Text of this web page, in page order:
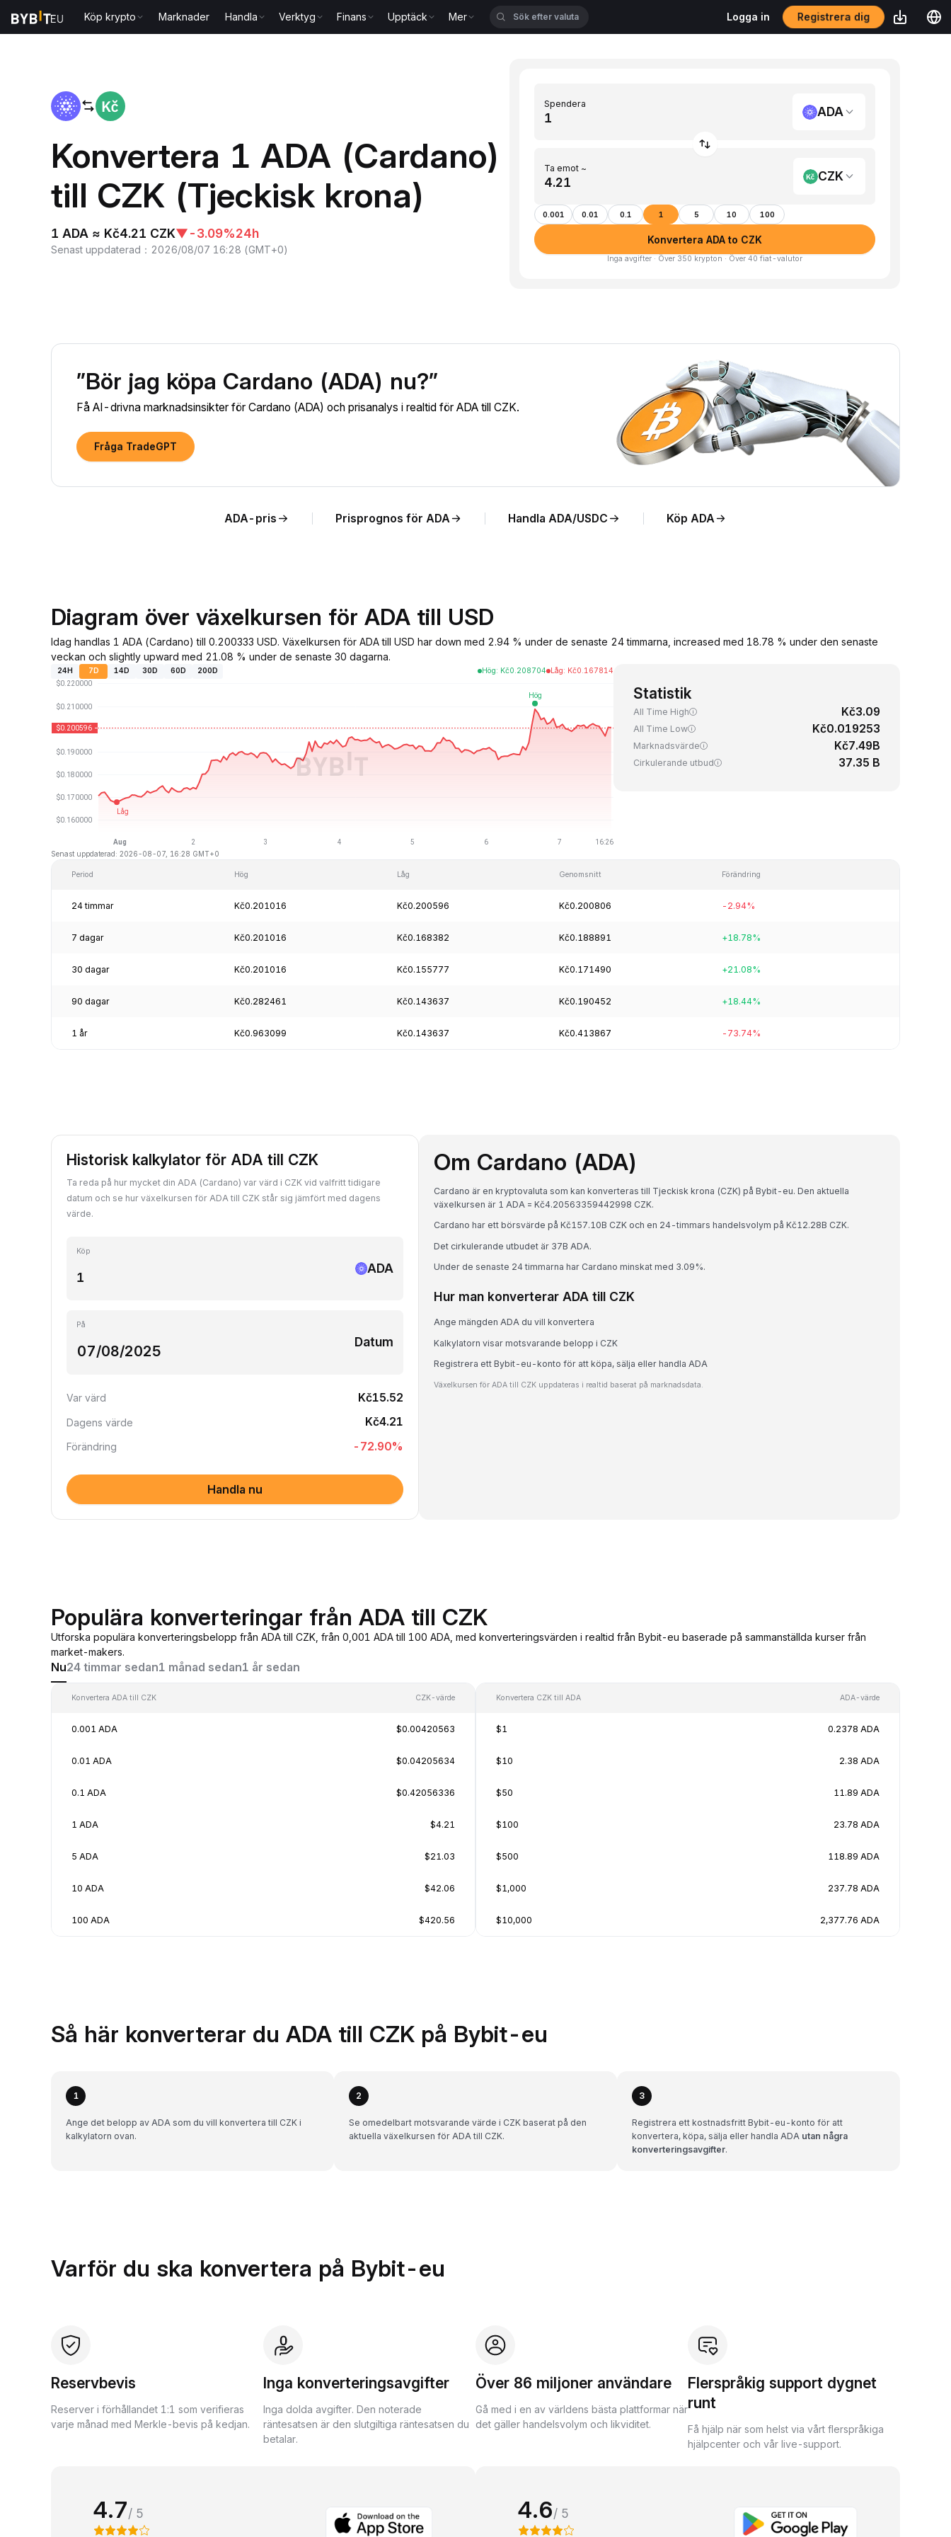
Köp krypto Marknader Handla Verktyg Finans Upptäck Mer Logga in Registrera dig
Konvertera 1 ADA (Cardano)
till CZK (Tjeckisk krona)
1 ADA ≈ Kč4.21 CZK▼-3.09%24h
Senast uppdaterad ： 2026/08/07 16:28 (GMT+0)
Spendera
ADA
Ta emot ~
CZK
0.001 0.01 0.1 1 5 10 100
Konvertera ADA to CZK
Inga avgifter · Över 350 krypton · Över 40 fiat-valutor
”Bör jag köpa Cardano (ADA) nu?”
Få AI-drivna marknadsinsikter för Cardano (ADA) och prisanalys i realtid för ADA till CZK.
Fråga TradeGPT
ADA-pris Prisprognos för ADA Handla ADA/USDC Köp ADA
Diagram över växelkursen för ADA till USD
Idag handlas 1 ADA (Cardano) till 0.200333 USD. Växelkursen för ADA till USD har down med 2.94 % under de senaste 24 timmarna, increased med 18.78 % under den senaste
veckan och slightly upward med 21.08 % under de senaste 30 dagarna.
24H 7D 14D 30D 60D 200D Hög: Kč0.208704 Låg: Kč0.167814
Senast uppdaterad: 2026-08-07, 16:28 GMT+0
Statistik
All Time High Kč3.09
All Time Low Kč0.019253
Marknadsvärde Kč7.49B
Cirkulerande utbud 37.35 B
Period Hög Låg Genomsnitt Förändring
24 timmar Kč0.201016 Kč0.200596 Kč0.200806 -2.94%
7 dagar Kč0.201016 Kč0.168382 Kč0.188891 +18.78%
30 dagar Kč0.201016 Kč0.155777 Kč0.171490 +21.08%
90 dagar Kč0.282461 Kč0.143637 Kč0.190452 +18.44%
1 år Kč0.963099 Kč0.143637 Kč0.413867 -73.74%
Historisk kalkylator för ADA till CZK
Ta reda på hur mycket din ADA (Cardano) var värd i CZK vid valfritt tidigare
datum och se hur växelkursen för ADA till CZK står sig jämfört med dagens
värde.
Köp
ADA
På
Datum
Var värd Kč15.52
Dagens värde Kč4.21
Förändring -72.90%
Handla nu
Om Cardano (ADA)
Cardano är en kryptovaluta som kan konverteras till Tjeckisk krona (CZK) på Bybit-eu. Den aktuella
växelkursen är 1 ADA = Kč4.20563359442998 CZK.
Cardano har ett börsvärde på Kč157.10B CZK och en 24-timmars handelsvolym på Kč12.28B CZK.
Det cirkulerande utbudet är 37B ADA.
Under de senaste 24 timmarna har Cardano minskat med 3.09%.
Hur man konverterar ADA till CZK
Ange mängden ADA du vill konvertera
Kalkylatorn visar motsvarande belopp i CZK
Registrera ett Bybit-eu-konto för att köpa, sälja eller handla ADA
Växelkursen för ADA till CZK uppdateras i realtid baserat på marknadsdata.
Populära konverteringar från ADA till CZK
Utforska populära konverteringsbelopp från ADA till CZK, från 0,001 ADA till 100 ADA, med konverteringsvärden i realtid från Bybit-eu baserade på sammanställda kurser från
market-makers.
Nu24 timmar sedan1 månad sedan1 år sedan
Konvertera ADA till CZK CZK-värde
0.001 ADA $0.00420563
0.01 ADA $0.04205634
0.1 ADA $0.42056336
1 ADA $4.21
5 ADA $21.03
10 ADA $42.06
100 ADA $420.56
Konvertera CZK till ADA ADA-värde
$1 0.2378 ADA
$10 2.38 ADA
$50 11.89 ADA
$100 23.78 ADA
$500 118.89 ADA
$1,000 237.78 ADA
$10,000 2,377.76 ADA
Så här konverterar du ADA till CZK på Bybit-eu
1
Ange det belopp av ADA som du vill konvertera till CZK i
kalkylatorn ovan.
2
Se omedelbart motsvarande värde i CZK baserat på den
aktuella växelkursen för ADA till CZK.
3
Registrera ett kostnadsfritt Bybit-eu-konto för att
konvertera, köpa, sälja eller handla ADA utan några
konverteringsavgifter.
Varför du ska konvertera på Bybit-eu
Reservbevis
Reserver i förhållandet 1:1 som verifieras
varje månad med Merkle-bevis på kedjan.
Inga konverteringsavgifter
Inga dolda avgifter. Den noterade
räntesatsen är den slutgiltiga räntesatsen du
betalar.
Över 86 miljoner användare
Gå med i en av världens bästa plattformar när
det gäller handelsvolym och likviditet.
Flerspråkig support dygnet
runt
Få hjälp när som helst via vårt flerspråkiga
hjälpcenter och vår live-support.
4.7/ 5 4.6/ 5